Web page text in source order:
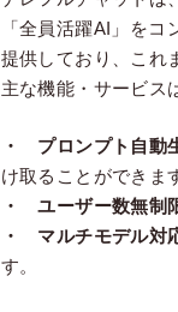
「全員活躍AI」を
提供しており、これ
主な機能・サービス
・ プロンプト自動
け取ることができま
・ ユーザー数無制
・ マルチモデル対
す。